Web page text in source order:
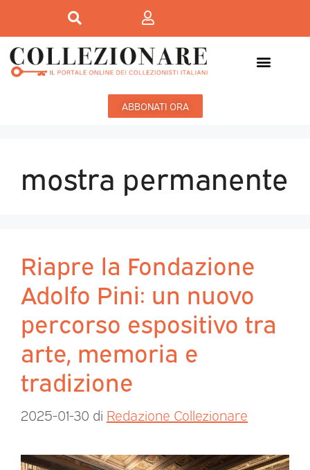
ABBONATI ORA
mostra permanente
Riapre la Fondazione
Adolfo Pini: un nuovo
percorso espositivo tra
arte, memoria e
tradizione
2025-01-30 di Redazione Collezionare